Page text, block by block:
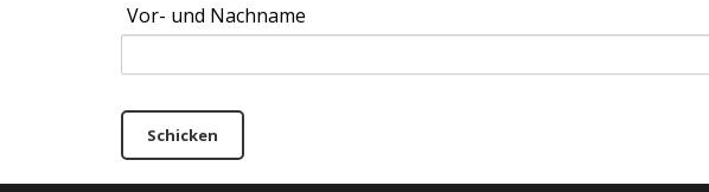
Vor- und Nachname
Schicken